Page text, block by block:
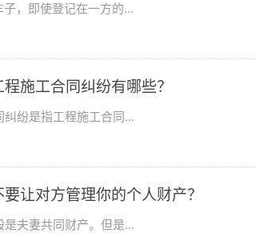
，即使登记在一方的...
施工合同纠纷有哪些？
纷是指工程施工合同...
让对方管理你的个人财产？
夫妻共同财产。但是...